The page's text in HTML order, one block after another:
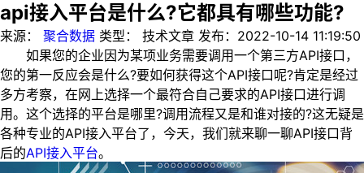
api接入平台是什么?它都具有哪些功能?
来源： 聚合数据 类型： 技术文章 发布： 2022-10-14 11:19:50
如果您的企业因为某项业务需要调用一个第三方API接口，
您的第一反应会是什么?要如何获得这个API接口呢?肯定是经过
多方考察，在网上选择一个最符合自己要求的API接口进行调
用。这个选择的平台是哪里?调用流程又是和谁对接的?这无疑是
各种专业的API接入平台了，今天，我们就来聊一聊API接口背
后的API接入平台。